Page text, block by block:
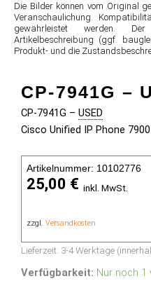
Die Bilder können vom Original
Veranschaulichung.
gewährleistet werden.
Artikelbeschreibung (ggf.
Produkt- und die
CP-7941G –
CP-7941G – USED
Cisco Unified IP Phone
Artikelnummer: 10102776
25,00 € inkl. MwSt.
zzgl. Versandkosten
Lieferzeit: 3-4 Werktage
Verfügbarkeit: Nur noch 1
CP-
USED